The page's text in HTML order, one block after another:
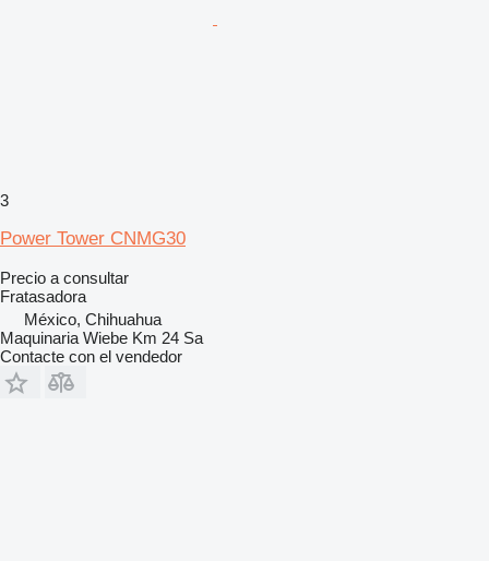
3
Power Tower CNMG30
Precio a consultar
Fratasadora
México, Chihuahua
Maquinaria Wiebe Km 24 Sa
Contacte con el vendedor